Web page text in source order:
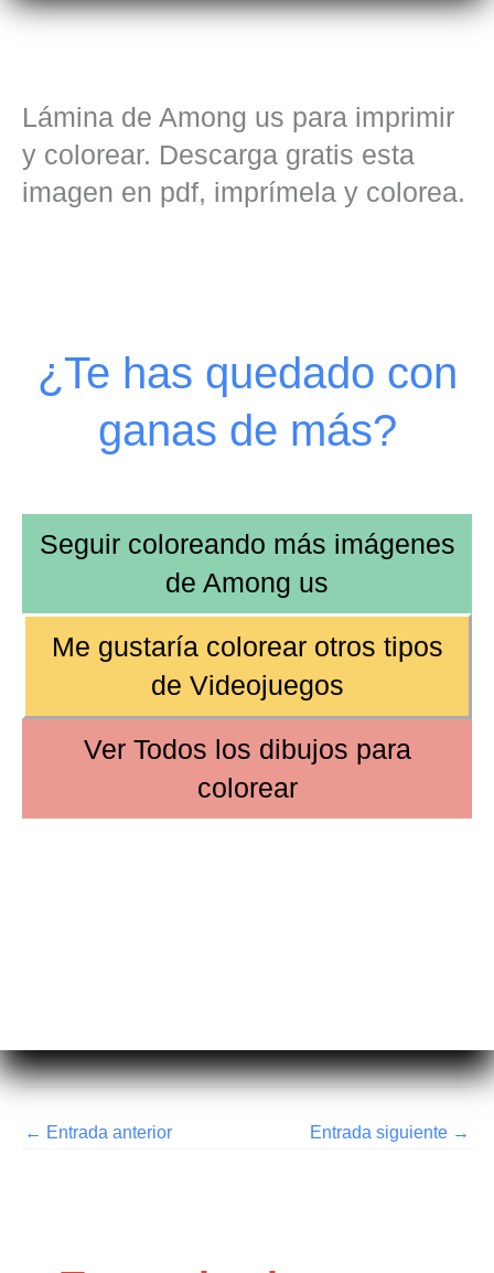
Lámina de Among us para imprimir
y colorear. Descarga gratis esta
imagen en pdf, imprímela y colorea.
¿Te has quedado con
ganas de más?
Seguir coloreando más imágenes
de Among us
Me gustaría colorear otros tipos
de Videojuegos
Ver Todos los dibujos para
colorear
← Entrada anterior Entrada siguiente →